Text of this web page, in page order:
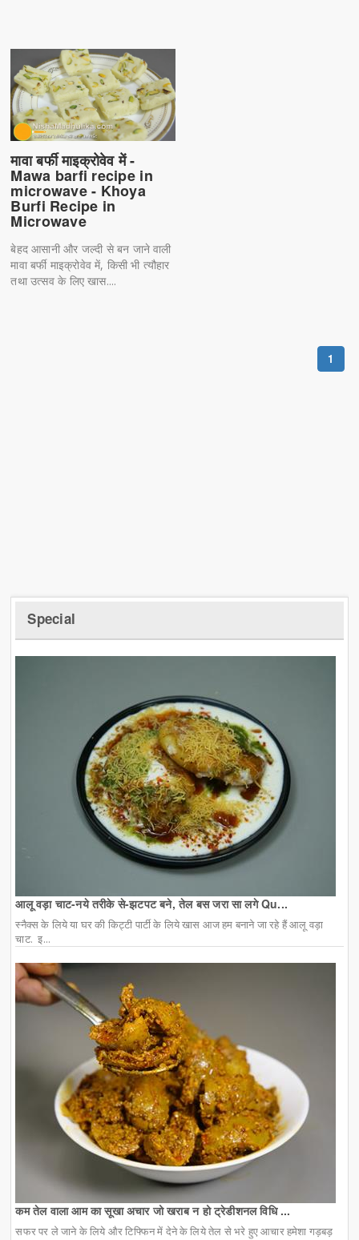
मावा बर्फी माइक्रोवेव में -
Mawa barfi recipe in
microwave - Khoya
Burfi Recipe in
Microwave
बेहद आसानी और जल्दी से बन जाने वाली
मावा बर्फी माइक्रोवेव में, किसी भी त्यौहार
तथा उत्सव के लिए खास....
1
Special
आलू वड़ा चाट-नये तरीके से-झटपट बने, तेल बस जरा सा लगे Qu...
स्नैक्स के लिये या घर की किट्टी पार्टी के लिये खास आज हम बनाने जा रहे हैं आलू वड़ा
चाट. इ...
कम तेल वाला आम का सूखा अचार जो खराब न हो ट्रेडीशनल विधि ...
सफर पर ले जाने के लिये और टिफ्फिन में देने के लिये तेल से भरे हुए आचार हमेशा गड़बड़